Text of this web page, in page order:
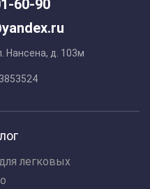
60-90
Нансена, д. 103м
легковых